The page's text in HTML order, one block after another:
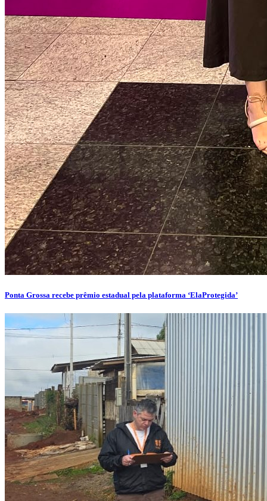
Ponta Grossa recebe prêmio estadual pela plataforma ‘ElaProtegida’